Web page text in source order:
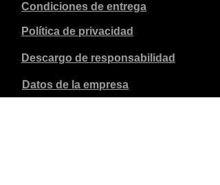
Condiciones de entrega
Política de privacidad
Descargo de responsabilidad
Datos de la empresa